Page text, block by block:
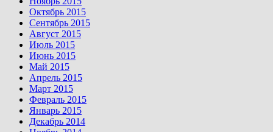
Октябрь 2015
Сентябрь 2015
Август 2015
Июль 2015
Июнь 2015
Май 2015
Апрель 2015
Март 2015
Февраль 2015
Январь 2015
Декабрь 2014